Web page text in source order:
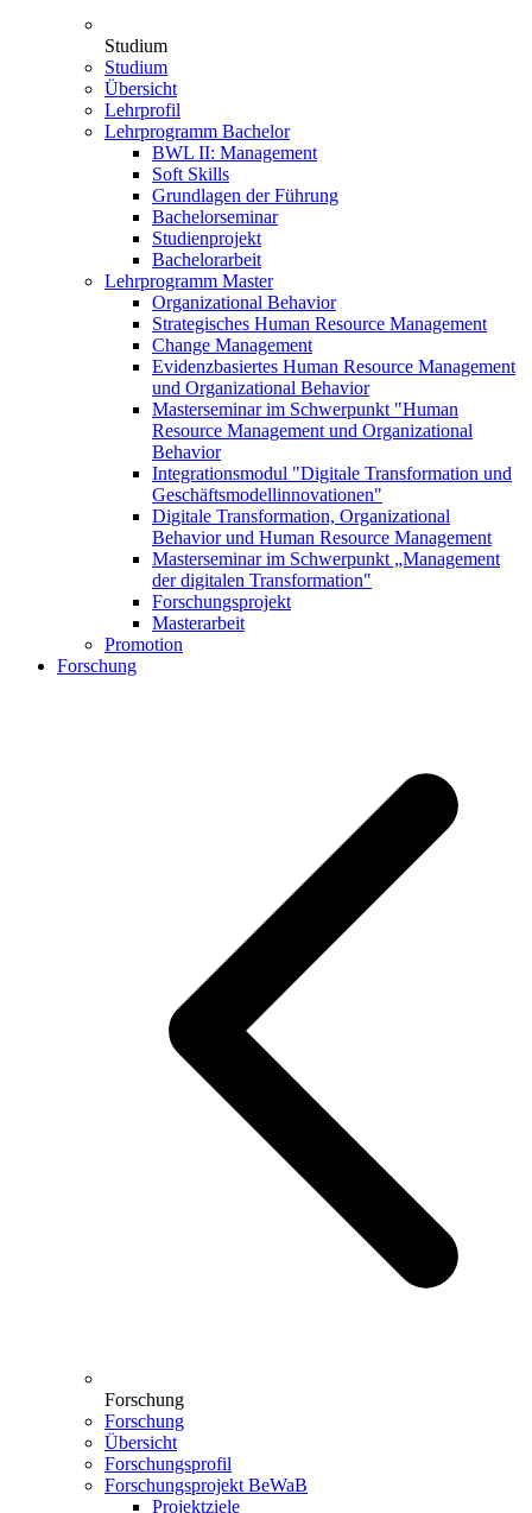
Studium
Studium
Übersicht
Lehrprofil
Lehrprogramm Bachelor
BWL II: Management
Soft Skills
Grundlagen der Führung
Bachelorseminar
Studienprojekt
Bachelorarbeit
Lehrprogramm Master
Organizational Behavior
Strategisches Human Resource Management
Change Management
Evidenzbasiertes Human Resource Management
und Organizational Behavior
Masterseminar im Schwerpunkt "Human
Resource Management und Organizational
Behavior
Integrationsmodul "Digitale Transformation und
Geschäftsmodellinnovationen"
Digitale Transformation, Organizational
Behavior und Human Resource Management
Masterseminar im Schwerpunkt „Management
der digitalen Transformation"
Forschungsprojekt
Masterarbeit
Promotion
Forschung
Forschung
Forschung
Übersicht
Forschungsprofil
Forschungsprojekt BeWaB
Projektziele